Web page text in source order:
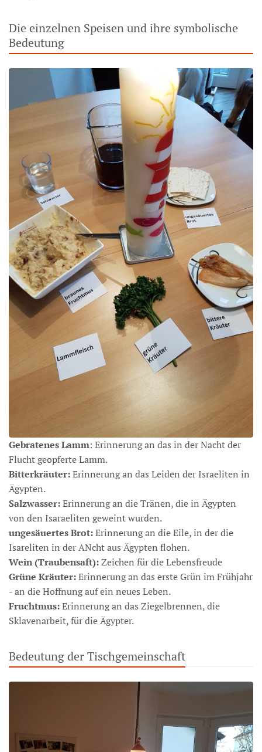
Die einzelnen Speisen und ihre symbolische
Bedeutung
Gebratenes Lamm: Erinnerung an das in der Nacht der
Flucht geopferte Lamm.
Bitterkräuter:Erinnerung an das Leiden der Israeliten in
Ägypten.
Salzwasser:Erinnerung an die Tränen, die in Ägypten
von den Isaraeliten geweint wurden.
ungesäuertes Brot:Erinnerung an die Eile, in der die
Isareliten in der ANcht aus Ägypten flohen.
Wein (Traubensaft):Zeichen für die Lebensfreude
Grüne Kräuter:Erinnerung an das erste Grün im Frühjahr
- an die Hoffnung auf ein neues Leben.
Fruchtmus:Erinnerung an das Ziegelbrennen, die
Sklavenarbeit, für die Ägypter.
Bedeutung der Tischgemeinschaft